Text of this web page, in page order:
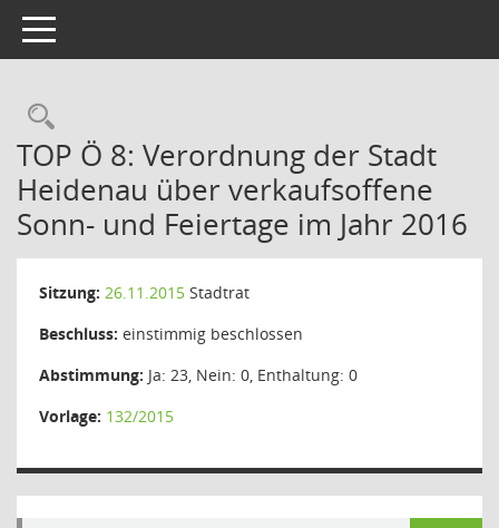
Toggle navigation
Rechercheauswahl
TOP Ö 8: Verordnung der Stadt
Heidenau über verkaufsoffene
Sonn- und Feiertage im Jahr 2016
Sitzung: 26.11.2015 Stadtrat
Beschluss: einstimmig beschlossen
Abstimmung: Ja: 23, Nein: 0, Enthaltung: 0
Vorlage: 132/2015